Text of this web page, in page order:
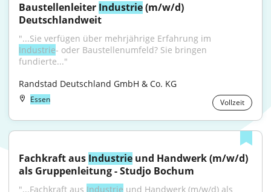
Baustellenleiter Industrie (m/w/d)
Deutschlandweit
Industrie- oder Baustellenumfeld? Sie bringen
fundierte..."
Randstad Deutschland GmbH & Co. KG
Essen Vollzeit
Fachkraft aus Industrie und Handwerk (m/w/d)
als Gruppenleitung - Studjo Bochum
"...Fachkraft aus Industrie und Handwerk (m/w/d) als